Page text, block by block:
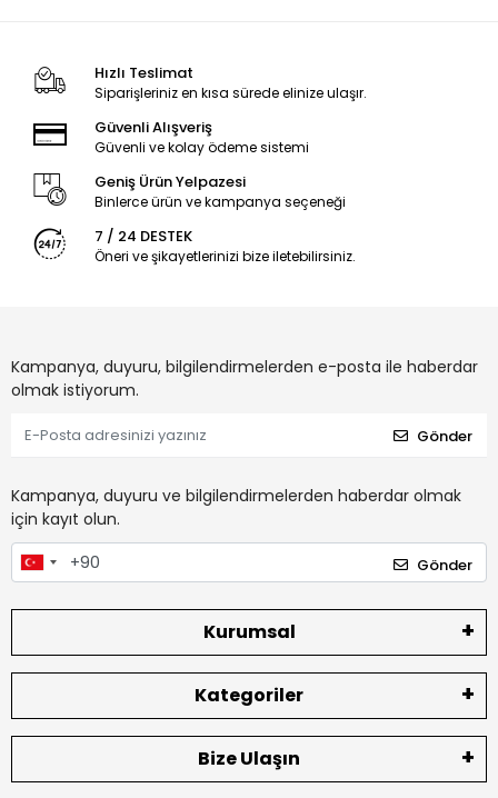
Hızlı Teslimat
Siparişleriniz en kısa sürede elinize ulaşır.
Güvenli Alışveriş
Güvenli ve kolay ödeme sistemi
Geniş Ürün Yelpazesi
Binlerce ürün ve kampanya seçeneği
7 / 24 DESTEK
Öneri ve şikayetlerinizi bize iletebilirsiniz.
Kampanya, duyuru, bilgilendirmelerden e-posta ile haberdar
olmak istiyorum.
Gönder
Kampanya, duyuru ve bilgilendirmelerden haberdar olmak
için kayıt olun.
Gönder
Kurumsal
Kategoriler
Bize Ulaşın